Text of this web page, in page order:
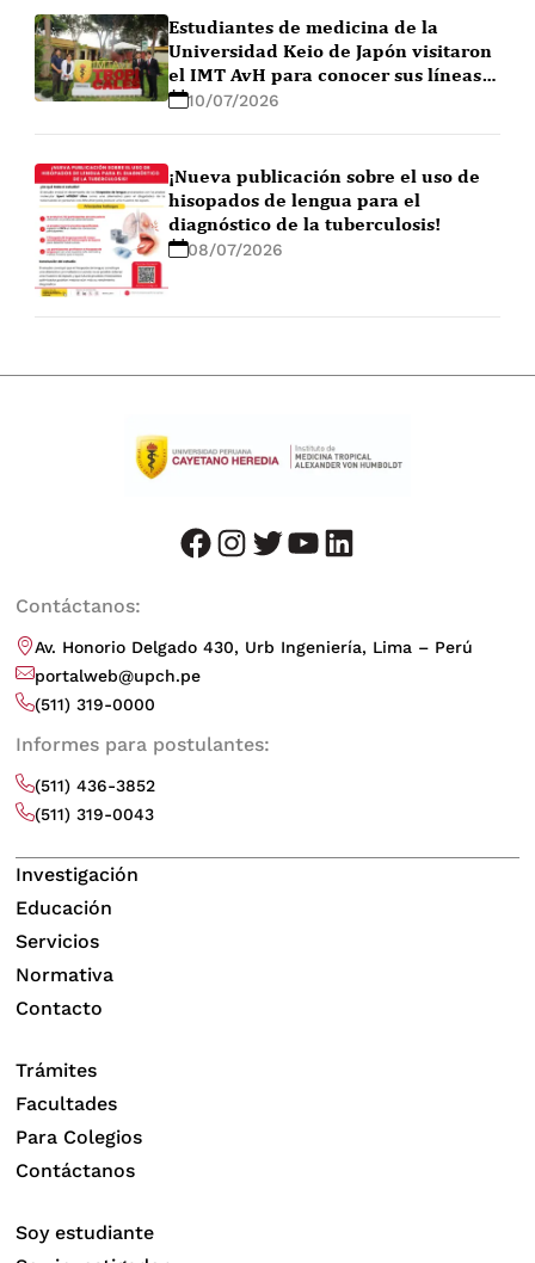
Estudiantes de medicina de la
Universidad Keio de Japón visitaron
el IMT AvH para conocer sus líneas
de investigación
10/07/2026
¡Nueva publicación sobre el uso de
hisopados de lengua para el
diagnóstico de la tuberculosis!
08/07/2026
facebook instagram twitter youtube LinkedIn
Contáctanos:
Av. Honorio Delgado 430, Urb Ingeniería, Lima – Perú
portalweb@upch.pe
(511) 319-0000
Informes para postulantes:
(511) 436-3852
(511) 319-0043
Investigación
Educación
Servicios
Normativa
Contacto
Trámites
Facultades
Para Colegios
Contáctanos
Soy estudiante